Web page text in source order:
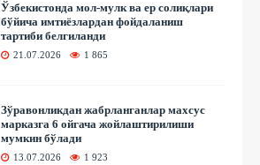
Ўзбекистонда мол-мулк ва ер солиқлари
бўйича имтиёзлардан фойдаланиш
тартиби белгиланди
21.07.2026 1 865
Зўравонликдан жабрланганлар махсус
марказга 6 ойгача жойлаштирилиши
мумкин бўлади
13.07.2026 1 923